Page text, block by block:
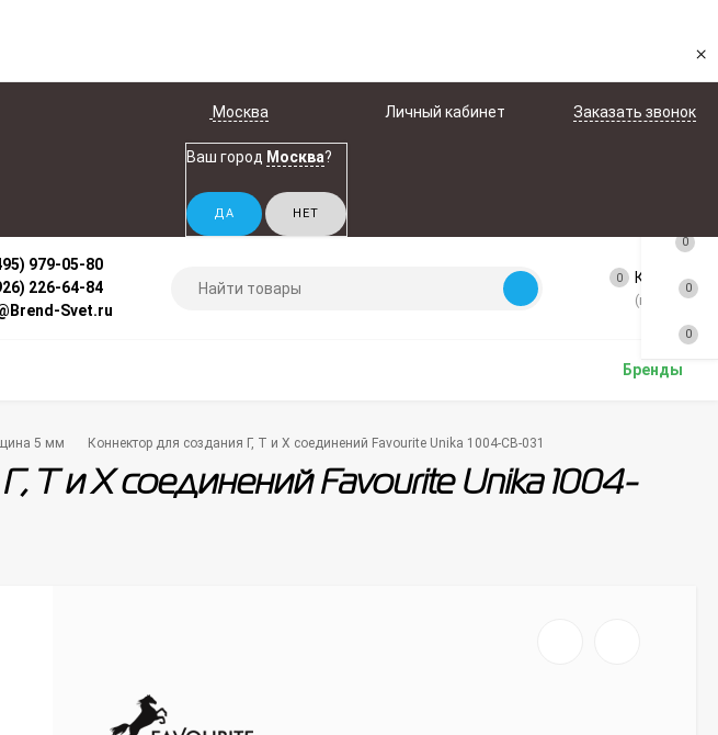
×
Москва
Ваш город Москва?
Личный кабинет Заказать звонок
979-05-80
226-64-84
Svet.ru
0 Корзина
(пусто)
Бренды
5 мм Коннектор для создания Г, Т и Х соединений Favourite Unika 1004-CB-031
Т и Х соединений Favourite Unika 1004-
0
0
0